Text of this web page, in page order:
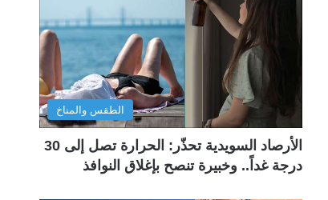
الطقس والمناخ
الأرصاد السويدية تحذّر: الحرارة تصل إلى 30
درجة غداً.. وخبيرة تنصح بإغلاق النوافذ